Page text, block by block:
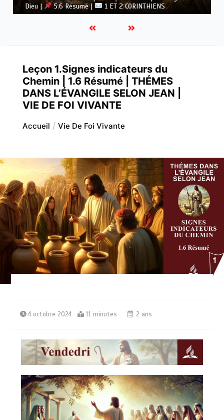
Dieu |
5.5 Vaincre l’idolâtrie | 1 ET 2 CORINTHIENS
Leçon 1.Signes indicateurs du
Chemin | 1.6 Résumé | THÉMES
DANS L’ÉVANGILE SELON JEAN |
VIE DE FOI VIVANTE
Accueil Vie De Foi Vivante
4 octobre 2024 11 minutes 2 ans